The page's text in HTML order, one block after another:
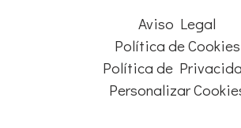
Aviso Legal
Política de Cookies
Política de
Personalizar